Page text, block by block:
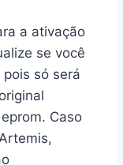
a ativação
se você
só será
Caso